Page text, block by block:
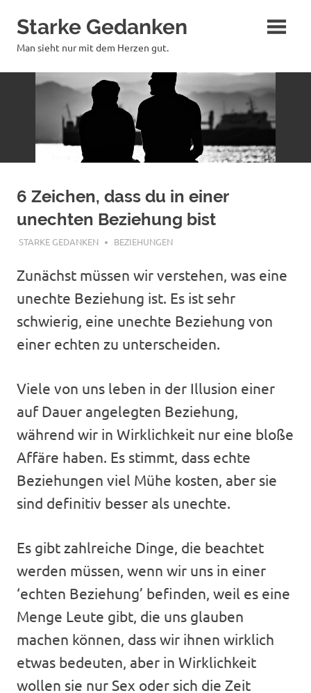
Inhalt
springen
Starke Gedanken
Man sieht nur mit dem Herzen gut.
6 Zeichen, dass du in einer
unechten Beziehung bist
APRIL 27, 2020
STARKE GEDANKEN BEZIEHUNGEN
Zunächst müssen wir verstehen, was eine
unechte Beziehung ist. Es ist sehr
schwierig, eine unechte Beziehung von
einer echten zu unterscheiden.
Viele von uns leben in der Illusion einer
auf Dauer angelegten Beziehung,
während wir in Wirklichkeit nur eine bloße
Affäre haben. Es stimmt, dass echte
Beziehungen viel Mühe kosten, aber sie
sind definitiv besser als unechte.
Es gibt zahlreiche Dinge, die beachtet
werden müssen, wenn wir uns in einer
‘echten Beziehung’ befinden, weil es eine
Menge Leute gibt, die uns glauben
machen können, dass wir ihnen wirklich
etwas bedeuten, aber in Wirklichkeit
wollen sie nur Sex oder sich die Zeit